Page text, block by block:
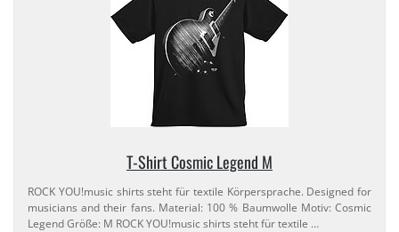
T-​Shirt Cosmic Legend M
ROCK YOU!music shirts steht für textile Körpersprache. Designed for
musicians and their fans. Material: 100 % Baumwolle Motiv: Cosmic
Legend Größe: M ROCK YOU!music shirts steht für textile …